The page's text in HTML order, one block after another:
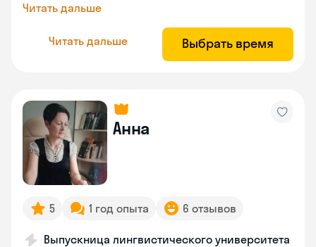
Читать дальше
Читать дальше Выбрать время
Анна
5 1 год опыта 6 отзывов
Выпускница лингвистического университета